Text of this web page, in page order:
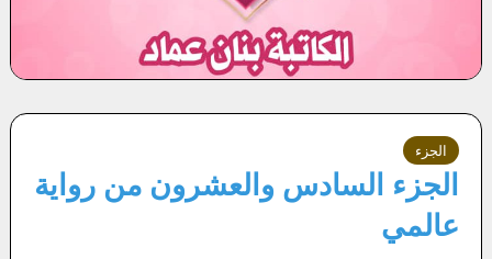
الجزء
الجزء السادس والعشرون من رواية
عالمي